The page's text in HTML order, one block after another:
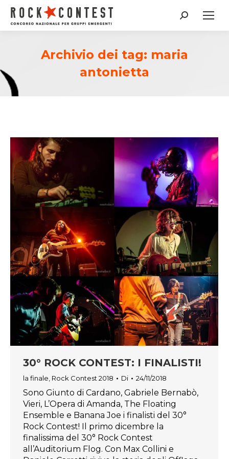
Cerca:
Archivio dei tag: maria
antonietta
30° ROCK CONTEST: I FINALISTI!
la finale Rock Contest 2018 Di 24/11/2018
Sono Giunto di Cardano, Gabriele Bernabò,
Vieri, L’Opera di Amanda, The Floating
Ensemble e Banana Joe i finalisti del 30°
Rock Contest! Il primo dicembre la
finalissima del 30° Rock Contest
all’Auditorium Flog. Con Max Collini e